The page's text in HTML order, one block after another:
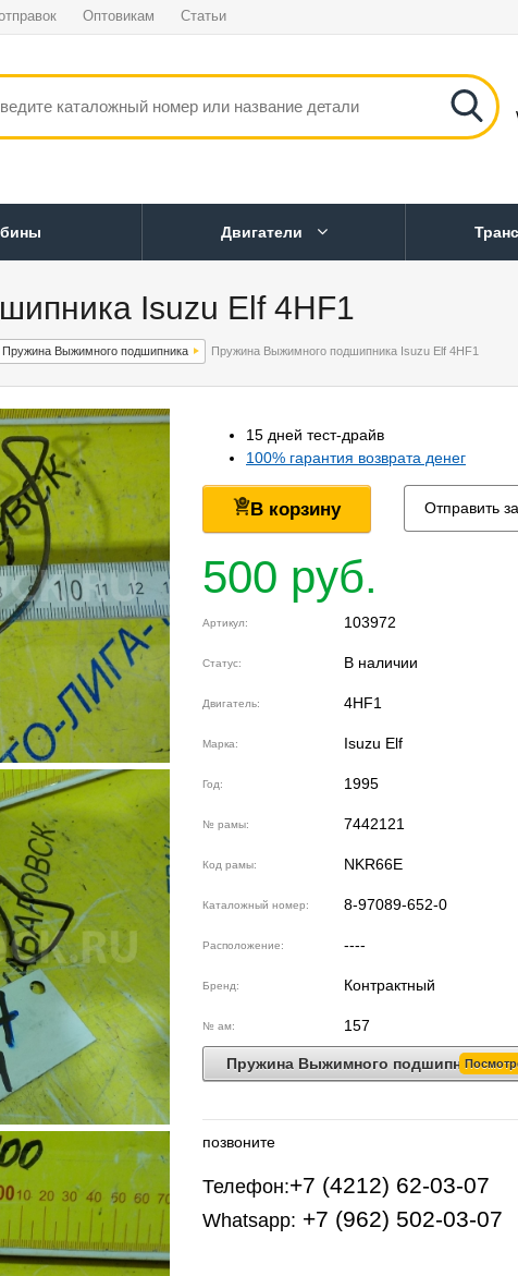
Оптовикам Статьи
Двигатели
Isuzu Elf 4HF1
Пружина Выжимного подшипника Пружина Выжимного подшипника Isuzu Elf 4HF1
15 дней тест-драйв
100% гарантия возврата денег
В корзину Отправить
500 руб.
Артикул: 103972
Статус: В наличии
Двигатель: 4HF1
Марка: Isuzu Elf
Год: 1995
№ рамы: 7442121
Код рамы: NKR66E
Каталожный номер: 8-97089-652-0
Расположение: ----
Бренд: Контрактный
№ ам: 157
Пружина Выжимного подшипника
позвоните
Телефон:+7 (4212) 62-03-07
Whatsapp: +7 (962) 502-03-07